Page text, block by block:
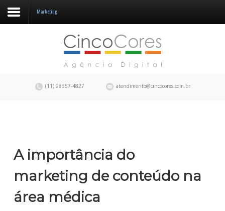
Marketing
(11) 98357-4827 atendimento@cincocores.com.br
A importância do
marketing de conteúdo na
área médica